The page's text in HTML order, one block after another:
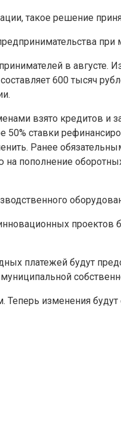
такое решение
при
в
600 тысяч
взято кредитов
50% ставки
Ранее
пополнение
проектов
платежей будут
изменения